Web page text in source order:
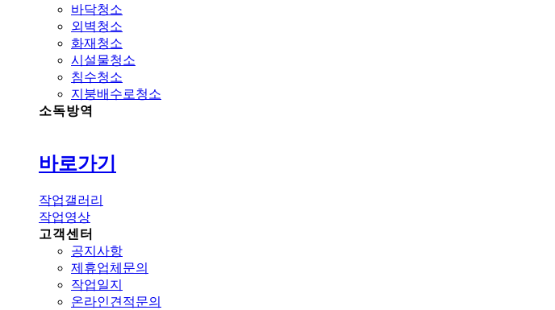
바닥청소
외벽청소
화재청소
시설물청소
침수청소
지붕배수로청소
소독방역
바로가기
작업갤러리
작업영상
고객센터
공지사항
제휴업체문의
작업일지
온라인견적문의